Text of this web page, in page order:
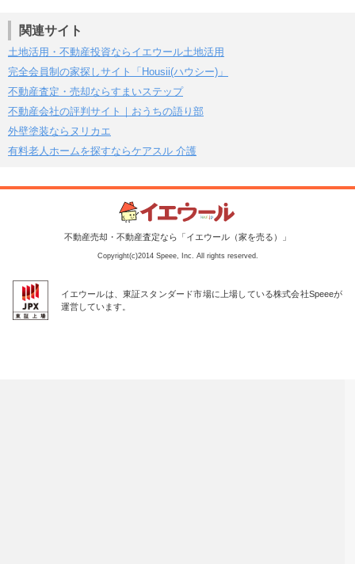
関連サイト
土地活用・不動産投資ならイエウール土地活用
完全会員制の家探しサイト「Housii(ハウシー)」
不動産査定・売却ならすまいステップ
不動産会社の評判サイト｜おうちの語り部
外壁塗装ならヌリカエ
有料老人ホームを探すならケアスル 介護
不動産売却・不動産査定なら「イエウール（家を売る）」
Copyright(c)2014 Speee, Inc. All rights reserved.
イエウールは、東証スタンダード市場に上場している株式会社Speeeが
運営しています。